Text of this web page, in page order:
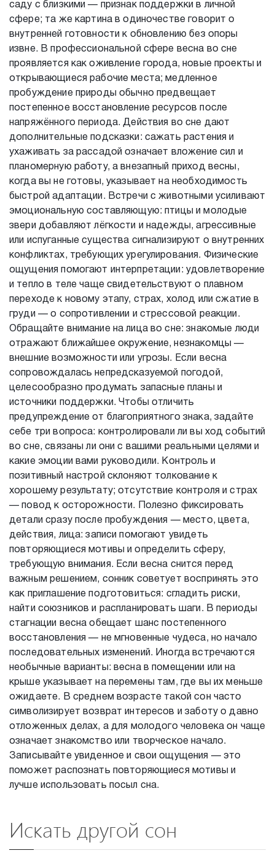
саду с близкими — признак поддержки в личной
сфере; та же картина в одиночестве говорит о
внутренней готовности к обновлению без опоры
извне. В профессиональной сфере весна во сне
проявляется как оживление города, новые проекты и
открывающиеся рабочие места; медленное
пробуждение природы обычно предвещает
постепенное восстановление ресурсов после
напряжённого периода. Действия во сне дают
дополнительные подсказки: сажать растения и
ухаживать за рассадой означает вложение сил и
планомерную работу, а внезапный приход весны,
когда вы не готовы, указывает на необходимость
быстрой адаптации. Встречи с животными усиливают
эмоциональную составляющую: птицы и молодые
звери добавляют лёгкости и надежды, агрессивные
или испуганные существа сигнализируют о внутренних
конфликтах, требующих урегулирования. Физические
ощущения помогают интерпретации: удовлетворение
и тепло в теле чаще свидетельствуют о плавном
переходе к новому этапу, страх, холод или сжатие в
груди — о сопротивлении и стрессовой реакции.
Обращайте внимание на лица во сне: знакомые люди
отражают ближайшее окружение, незнакомцы —
внешние возможности или угрозы. Если весна
сопровождалась непредсказуемой погодой,
целесообразно продумать запасные планы и
источники поддержки. Чтобы отличить
предупреждение от благоприятного знака, задайте
себе три вопроса: контролировали ли вы ход событий
во сне, связаны ли они с вашими реальными целями и
какие эмоции вами руководили. Контроль и
позитивный настрой склоняют толкование к
хорошему результату; отсутствие контроля и страх
— повод к осторожности. Полезно фиксировать
детали сразу после пробуждения — место, цвета,
действия, лица: записи помогают увидеть
повторяющиеся мотивы и определить сферу,
требующую внимания. Если весна снится перед
важным решением, сонник советует воспринять это
как приглашение подготовиться: сгладить риски,
найти союзников и распланировать шаги. В периоды
стагнации весна обещает шанс постепенного
восстановления — не мгновенные чудеса, но начало
последовательных изменений. Иногда встречаются
необычные варианты: весна в помещении или на
крыше указывает на перемены там, где вы их меньше
ожидаете. В среднем возрасте такой сон часто
символизирует возврат интересов и заботу о давно
отложенных делах, а для молодого человека он чаще
означает знакомство или творческое начало.
Записывайте увиденное и свои ощущения — это
поможет распознать повторяющиеся мотивы и
лучше использовать посыл сна.
Искать другой сон